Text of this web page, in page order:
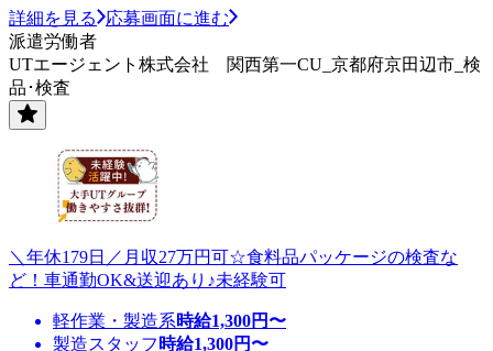
詳細を見る
応募画面に進む
派遣労働者
UTエージェント株式会社 関西第一CU_京都府京田辺市_検
品･検査
＼年休179日／月収27万円可☆食料品パッケージの検査な
ど！車通勤OK&送迎あり♪未経験可
軽作業・製造系時給1,300円〜
製造スタッフ 時給1,300円〜